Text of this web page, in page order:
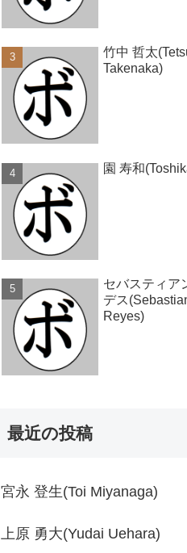
竹中 哲太
Takenaka)
園 寿和
セバスティア
デス
Reyes)
最近の投稿
宮永 登生(Toi Miyanaga)
上原 勇大(Yudai Uehara)